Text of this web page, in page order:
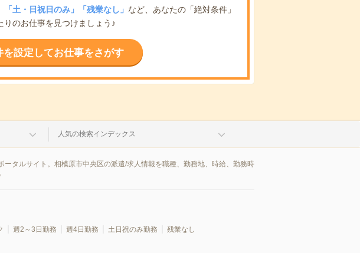
「土・日祝日のみ」「残業なし」 など、あなたの「絶対条件」
のお仕事を見つけましょう♪
を設定してお仕事をさがす
人気の検索インデックス
タルサイト。相模原市中央区の派遣/求人情報を職種、勤務地、時給、勤務時
週2～3日勤務 週4日勤務 土日祝のみ勤務
残業なし